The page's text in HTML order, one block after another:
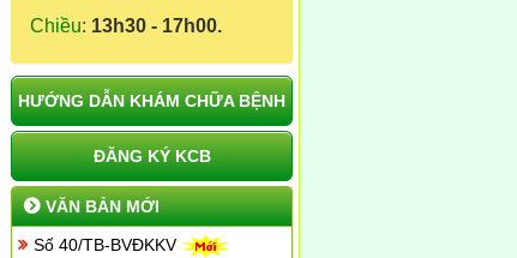
Chiều: 13h30 - 17h00.
HƯỚNG DẪN KHÁM CHỮA BỆNH
ĐĂNG KÝ KCB
VĂN BẢN MỚI
Số 40/TB-BVĐKKV